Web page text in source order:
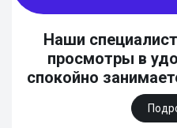
Наши
просмотры в
спокойно